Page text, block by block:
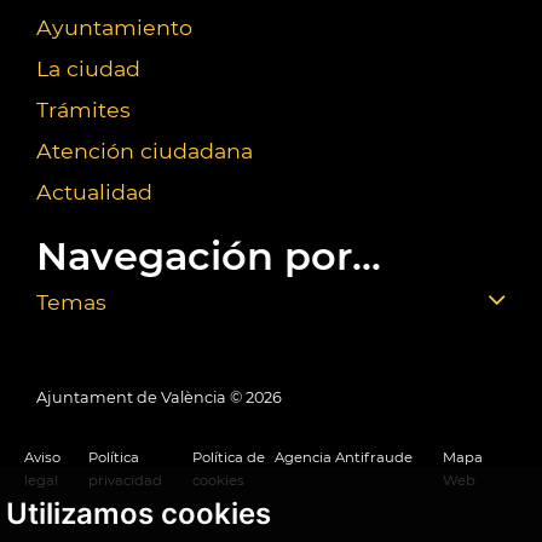
Utilizamos cookies
Ayuntamiento
La ciudad
Trámites
Atención ciudadana
Actualidad
Navegación por...
Temas
Ajuntament de València © 2026
Aviso
legal
Política
privacidad
Política de
cookies
Agencia Antifraude
Mapa
Web